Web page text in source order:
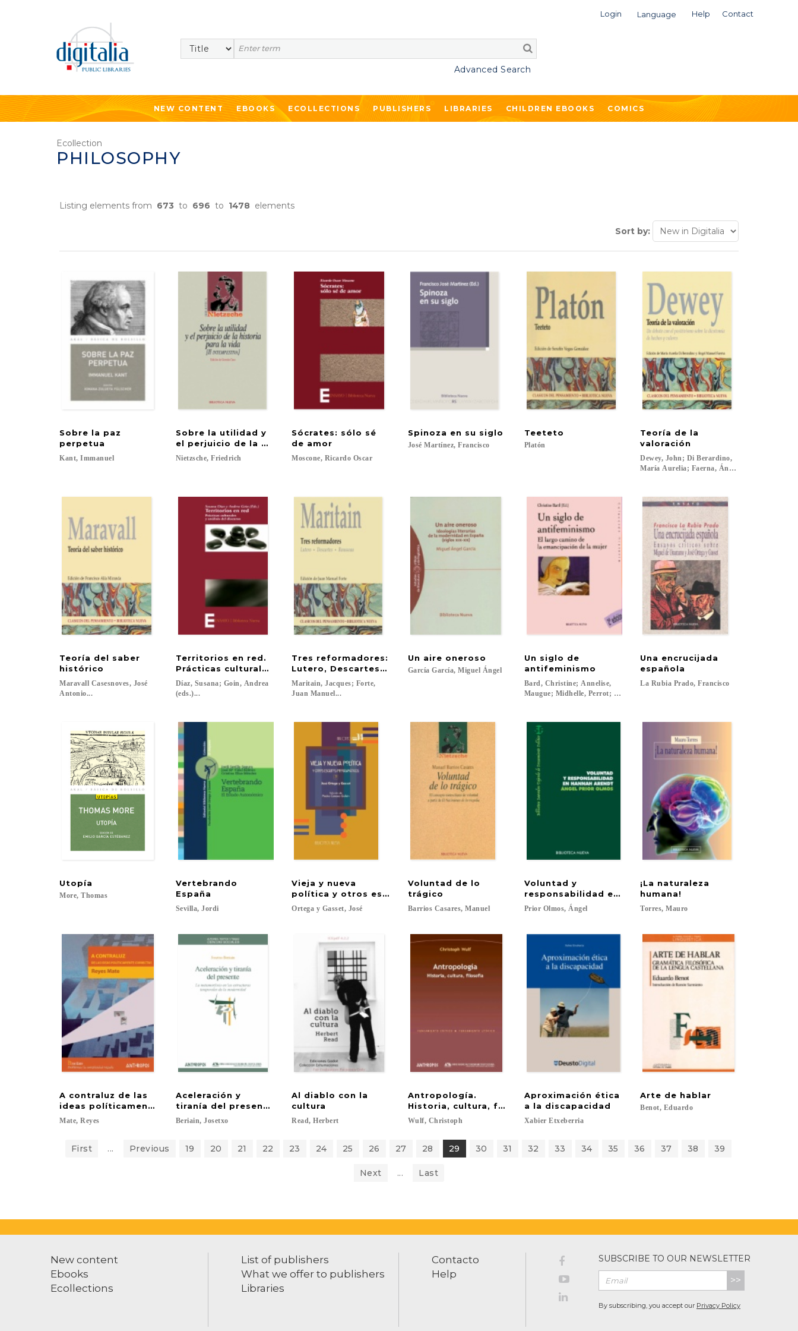
Login Language Help Contact
Search
Advanced Search
NEW CONTENT EBOOKS ECOLLECTIONS PUBLISHERS LIBRARIES CHILDREN EBOOKS COMICS
Ecollection
PHILOSOPHY
Listing elements from 673 to 696 to 1478 elements
Sort by:
Sobre la paz
perpetua
Kant, Immanuel
Sobre la utilidad y
el perjuicio de la historia para la vida
Nietzsche, Friedrich
Sócrates: sólo sé
de amor
Moscone, Ricardo Oscar
Spinoza en su siglo
José Martínez, Francisco
Teeteto
Platón
Teoría de la
valoración
Dewey, John; Di Berardino,
María Aurelia; Faerna, Ángel Manuel (eds.)...
Teoría del saber
histórico
Maravall Casesnoves, José
Antonio...
Territorios en red.
Prácticas culturales y análisis del discurso
Díaz, Susana; Goin, Andrea
(eds.)...
Tres reformadores:
Lutero, Descartes, Rousseau
Maritain, Jacques; Forte,
Juan Manuel...
Un aire oneroso
García García, Miguel Ángel
Un siglo de
antifeminismo
Bard, Christine; Annelise,
Maugue; Midhelle, Perrot; et.al....
Una encrucijada
española
La Rubia Prado, Francisco
Utopía
More, Thomas
Vertebrando
España
Sevilla, Jordi
Vieja y nueva
política y otros escritos programáticos
Ortega y Gasset, José
Voluntad de lo
trágico
Barrios Casares, Manuel
Voluntad y
responsabilidad en Hannah Arendt
Prior Olmos, Ángel
¡La naturaleza
humana!
Torres, Mauro
A contraluz de las
ideas políticamente correctas
Mate, Reyes
Aceleración y
tiranía del presente.
Beriain, Josetxo
Al diablo con la
cultura
Read, Herbert
Antropología.
Historia, cultura, filosofía
Wulf, Christoph
Aproximación ética
a la discapacidad
Xabier Etxeberria
Arte de hablar
Benot, Eduardo
First ... Previous 19 20 21 22 23 24 25 26 27 28 29 30 31 32 33 34 35 36 37 38 39
Next ... Last
New content
Ebooks
Ecollections
List of publishers
What we offer to publishers
Libraries
Contacto
Help
SUBSCRIBE TO OUR NEWSLETTER
>>
By subscribing, you accept our Privacy Policy